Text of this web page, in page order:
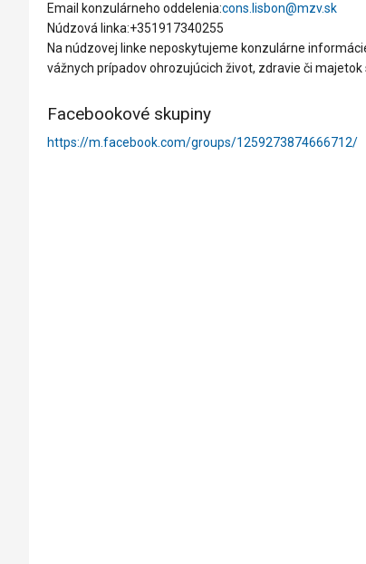
Email konzulárneho oddelenia:cons.lisbon@mzv.sk
Núdzová linka:+351917340255
Na núdzovej linke neposkytujeme konzulárne
vážnych prípadov ohrozujúcich život, zdravie či majetok
Facebookové skupiny
https://m.facebook.com/groups/1259273874666712/